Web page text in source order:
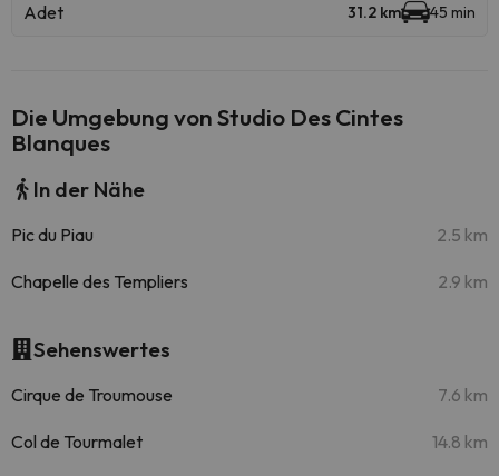
Adet 31.2 km 45 min
Die Umgebung von Studio Des Cintes
Blanques
In der Nähe
Pic du Piau 2.5 km
Chapelle des Templiers 2.9 km
Sehenswertes
Cirque de Troumouse 7.6 km
Col de Tourmalet 14.8 km